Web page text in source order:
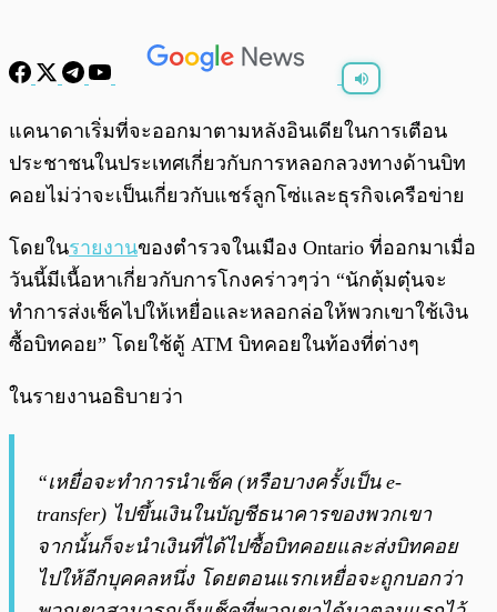
พร้อมเล่น /
แคนาดาเริ่มที่จะออกมาตามหลังอินเดียในการเตือน
ประชาชนในประเทศเกี่ยวกับการหลอกลวงทางด้านบิท
คอยไม่ว่าจะเป็นเกี่ยวกับแชร์ลูกโซ่และธุรกิจเครือข่าย
โดยในรายงานของตำรวจในเมือง Ontario ที่ออกมาเมื่อ
วันนี้มีเนื้อหาเกี่ยวกับการโกงคร่าวๆว่า “นักตุ้มตุ๋นจะ
ทำการส่งเช็คไปให้เหยื่อและหลอกล่อให้พวกเขาใช้เงิน
ซื้อบิทคอย” โดยใช้ตู้ ATM บิทคอยในท้องที่ต่างๆ
ในรายงานอธิบายว่า
“เหยื่อจะทำการนำเช็ค (หรือบางครั้งเป็น e-
transfer) ไปขึ้นเงินในบัญชีธนาคารของพวกเขา
จากนั้นก็จะนำเงินที่ได้ไปซื้อบิทคอยและส่งบิทคอย
ไปให้อีกบุคคลหนึ่ง โดยตอนแรกเหยื่อจะถูกบอกว่า